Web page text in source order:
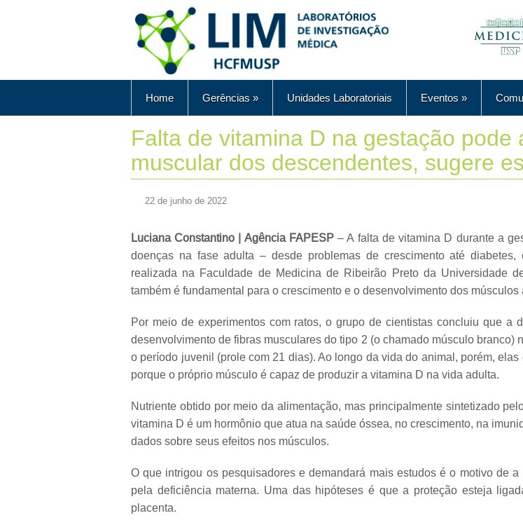
Home Gerências » Unidades Laboratoriais Eventos »
Falta de vitamina D na gestação pode
muscular dos descendentes, sugere
22 de junho de 2022
Luciana Constantino | Agência FAPESP– A falta de vitamina D durante a
doenças na fase adulta – desde problemas de crescimento até
realizada na Faculdade de Medicina de Ribeirão Preto da Universidade
também é fundamental para o crescimento e o desenvolvimento dos músculos
Por meio de experimentos com ratos, o grupo de cientistas concluiu que a
desenvolvimento de fibras musculares do tipo 2 (o chamado músculo branco)
o período juvenil (prole com 21 dias). Ao longo da vida do animal, porém,
porque o próprio músculo é capaz de produzir a vitamina D na vida adulta.
Nutriente obtido por meio da alimentação, mas principalmente sintetizado
vitamina D é um hormônio que atua na saúde óssea, no crescimento, na
dados sobre seus efeitos nos músculos.
O que intrigou os pesquisadores e demandará mais estudos é o motivo de
pela deficiência materna. Uma das hipóteses é que a proteção esteja
placenta.